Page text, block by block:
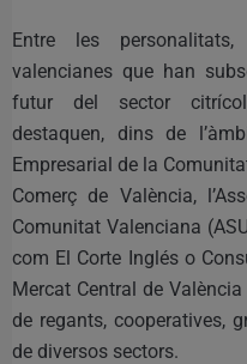
Entre les
valencianes que han
futur del sector
destaquen, dins de
Empresarial de la
Comerç de València,
Comunitat Valenciana
com El Corte Inglés o
Mercat Central de
de regants, cooperatives,
de diversos sectors.